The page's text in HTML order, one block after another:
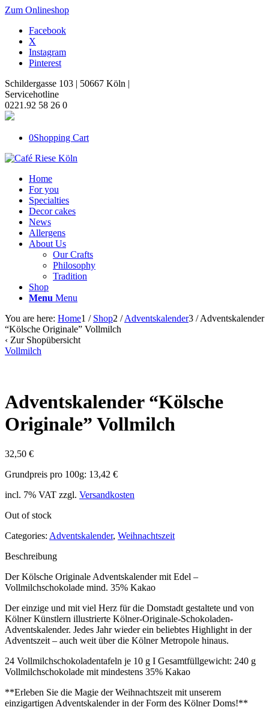
Zum Onlineshop
Facebook
X
Instagram
Pinterest
Schildergasse 103 | 50667 Köln |
Servicehotline
0221.92 58 26 0
0Shopping Cart
Home
For you
Specialties
Decor cakes
News
Allergens
About Us
Our Crafts
Philosophy
Tradition
Shop
Menu Menu
You are here: Home1 / Shop2 / Adventskalender3 / Adventskalender
“Kölsche Originale” Vollmilch
‹ Zur Shopübersicht
Vollmilch
Adventskalender “Kölsche
Originale” Vollmilch
32,50 €
Grundpreis pro 100g: 13,42 €
incl. 7% VAT zzgl. Versandkosten
Out of stock
Categories: Adventskalender, Weihnachtszeit
Beschreibung
Der Kölsche Originale Adventskalender mit Edel –
Vollmilchschokolade mind. 35% Kakao
Der einzige und mit viel Herz für die Domstadt gestaltete und von
Kölner Künstlern illustrierte Kölner-Originale-Schokoladen-
Adventskalender. Jedes Jahr wieder ein beliebtes Highlight in der
Adventszeit – auch weit über die Kölner Metropole hinaus.
24 Vollmilchschokoladentafeln je 10 g I Gesamtfüllgewicht: 240 g
Vollmilchschokolade mit mindestens 35% Kakao
**Erleben Sie die Magie der Weihnachtszeit mit unserem
einzigartigen Adventskalender in der Form des Kölner Doms!**